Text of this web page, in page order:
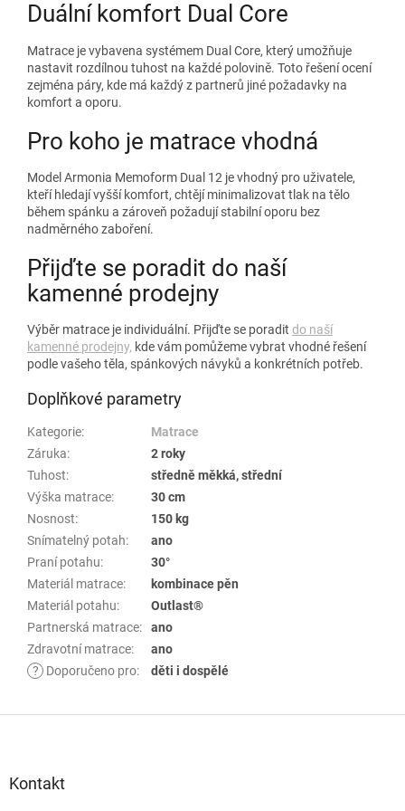
Duální komfort Dual Core
Matrace je vybavena systémem Dual Core, který umožňuje
nastavit rozdílnou tuhost na každé polovině. Toto řešení ocení
zejména páry, kde má každý z partnerů jiné požadavky na
komfort a oporu.
Pro koho je matrace vhodná
Model Armonia Memoform Dual 12 je vhodný pro uživatele,
kteří hledají vyšší komfort, chtějí minimalizovat tlak na tělo
během spánku a zároveň požadují stabilní oporu bez
nadměrného zaboření.
Přijďte se poradit do naší
kamenné prodejny
Výběr matrace je individuální. Přijďte se poradit do naší
kamenné prodejny, kde vám pomůžeme vybrat vhodné řešení
podle vašeho těla, spánkových návyků a konkrétních potřeb.
Doplňkové parametry
Kategorie:
Matrace
Záruka:
2 roky
Tuhost:
středně měkká, střední
Výška matrace:
30 cm
Nosnost:
150 kg
Snímatelný potah:
ano
Praní potahu:
30°
Materiál matrace:
kombinace pěn
Materiál potahu:
Outlast®
Partnerská matrace:
ano
Zdravotní matrace:
ano
?
Doporučeno pro: děti i dospělé
pKontakt